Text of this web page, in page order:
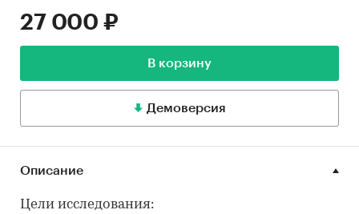
27 000 ₽
В корзину
Демоверсия
Описание
Цели исследования: